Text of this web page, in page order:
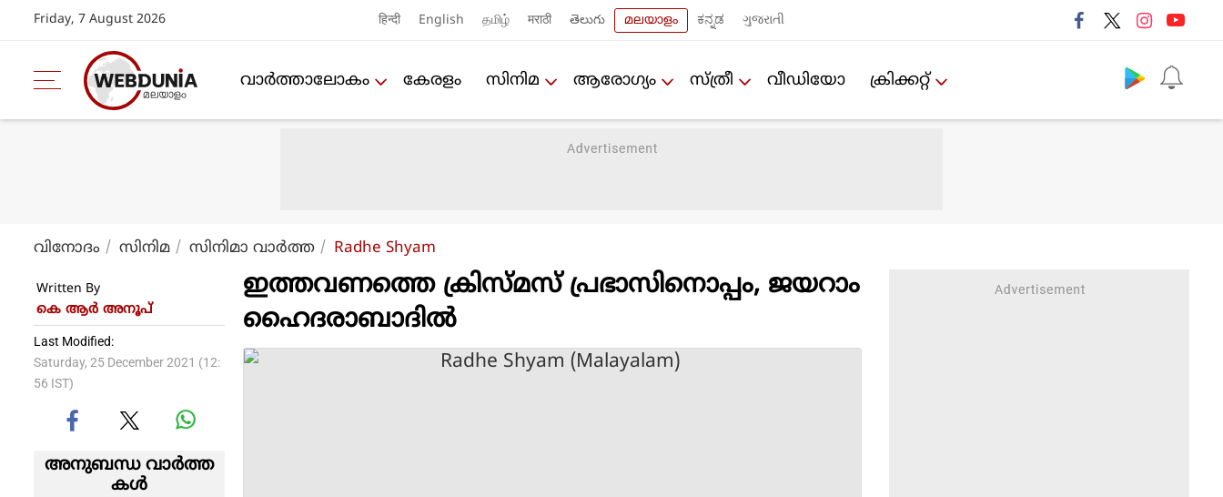
Friday, 7 August 2026 हिन्दी English தமிழ் मराठी తెలుగు മലയാളം ಕನ್ನಡ ગુજરાતી
വാര്‍ത്താലോകം കേരളം സിനിമ ആരോഗ്യം സ്ത്രീ വീഡിയോ ക്രിക്കറ്റ്‌
വിനോദം സിനിമ സിനിമാ വാര്‍ത്ത Radhe Shyam
Written By
കെ ആര്‍ അനൂപ്
Last Modified:
Saturday, 25 December 2021 (12:
56 IST)
അനുബന്ധ വാര്‍ത്ത
കള്‍
ഇത്തവണത്തെ ക്രിസ്മസ് പ്രഭാസിനൊപ്പം, ജയറാം
ഹൈദരാബാദില്‍